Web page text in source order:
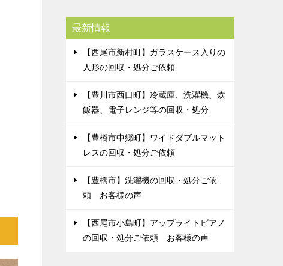
最新情報
【西尾市新村町】ガラスケース入りの
人形の回収・処分ご依頼
【豊川市西口町】冷蔵庫、洗濯機、炊
飯器、電子レンジ等の回収・処分
【豊橋市中郷町】ワイドダブルマット
レスの回収・処分ご依頼
【豊橋市】洗濯機の回収・処分ご依
頼 お客様の声
【西尾市小島町】アップライトピアノ
の回収・処分ご依頼 お客様の声